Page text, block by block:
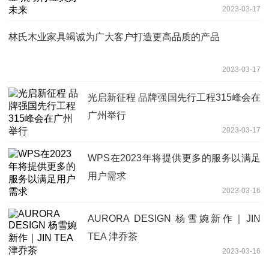
2023-03-17
林氏木业家具竭诚为广大客户打造更高品质的产品
2023-03-17
光启新征程 品牌强国先行工程315峰会在
广州举行
2023-03-17
WPS在2023年将提供更多的服务以满足
用户需求
2023-03-16
AURORA DESIGN 杨雪婉新作｜JIN
TEA 津乔茶
2023-03-16